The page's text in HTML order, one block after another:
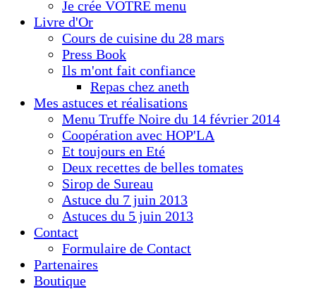
Je crée VOTRE menu
Livre d'Or
Cours de cuisine du 28 mars
Press Book
Ils m'ont fait confiance
Repas chez aneth
Mes astuces et réalisations
Menu Truffe Noire du 14 février 2014
Coopération avec HOP'LA
Et toujours en Eté
Deux recettes de belles tomates
Sirop de Sureau
Astuce du 7 juin 2013
Astuces du 5 juin 2013
Contact
Formulaire de Contact
Partenaires
Boutique